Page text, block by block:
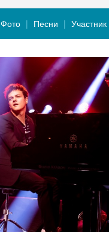
Фото Песни Участник